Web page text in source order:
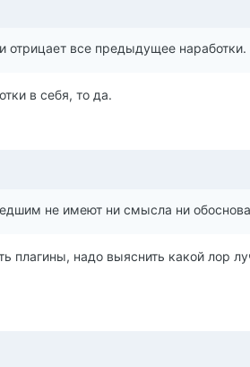
отрицает все предыдущее наработки.
в себя, то да.
не имеют ни смысла ни
плагины, надо выяснить какой лор